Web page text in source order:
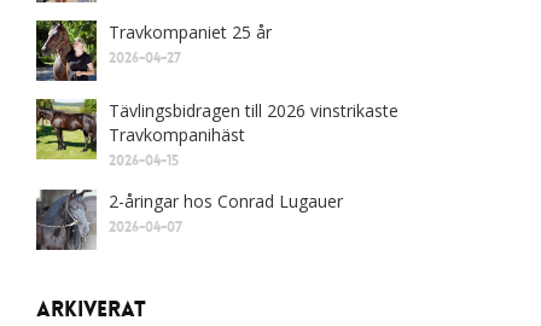
Travkompaniet 25 år
2026-04-27
Tävlingsbidragen till 2026 vinstrikaste
Travkompanihäst
2026-04-15
2-åringar hos Conrad Lugauer
2026-04-07
Arkiverat